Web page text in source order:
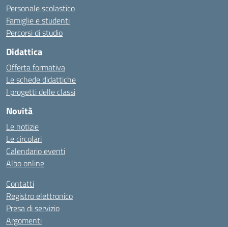
Personale scolastico
Famiglie e studenti
Percorsi di studio
Didattica
Offerta formativa
Le schede didattiche
I progetti delle classi
Novità
Le notizie
Le circolari
Calendario eventi
Albo online
Contatti
Registro elettronico
Presa di servizio
Argomenti